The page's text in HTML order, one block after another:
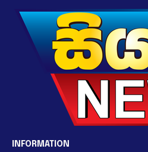
INFORMATION